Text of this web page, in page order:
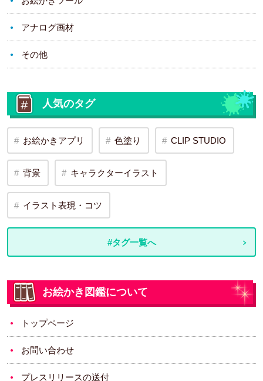
アナログ画材
その他
人気のタグ
お絵かきアプリ 色塗り CLIP STUDIO
背景 キャラクターイラスト
イラスト表現・コツ
#タグ一覧へ
お絵かき図鑑について
トップページ
お問い合わせ
プレスリリースの送付